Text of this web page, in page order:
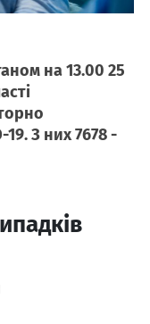
на 13.00 25
19. З них 7678 -